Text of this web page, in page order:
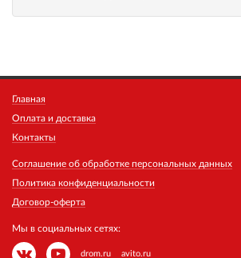
Главная
Оплата и доставка
Контакты
Соглашение об обработке персональных данных
Политика конфиденциальности
Договор-оферта
Мы в социальных сетях:
drom.ru avito.ru